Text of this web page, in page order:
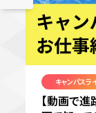
キャンパスラ
【動画で